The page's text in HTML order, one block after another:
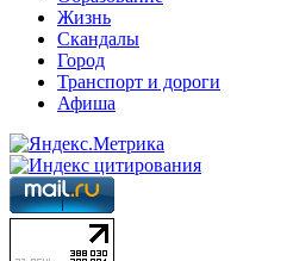
Жизнь
Скандалы
Город
Транспорт и дороги
Афиша